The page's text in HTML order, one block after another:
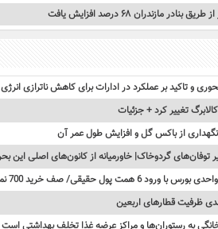
مازندران ۶۸ درصد افزایش یافت
و تاکید بر عملکرد در ادارات برای کاهش ناترازی انرژی
تغییر کرد + جزئیات
از باکس گل و افزایش طول عمر آن
به رستوران‌ها و مراکز عرضه غذا تخلف بهداشتی است